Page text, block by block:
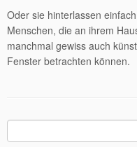
Oder sie hinterlassen
Menschen, die an ihrem
manchmal gewiss auch
Fenster betrachten können.
nach: